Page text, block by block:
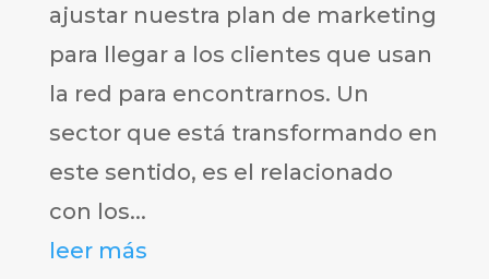
ajustar nuestra plan de marketing
para llegar a los clientes que usan
la red para encontrarnos. Un
sector que está transformando en
este sentido, es el relacionado
con los...
leer más